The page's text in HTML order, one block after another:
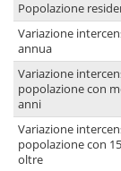
Popolazione
Variazione
annua
Variazione
popolazione con
anni
Variazione
popolazione con
oltre